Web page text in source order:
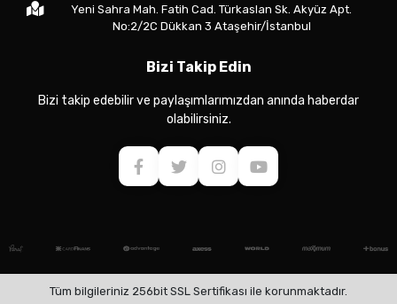
Yeni Sahra Mah. Fatih Cad. Türkaslan Sk. Akyüz Apt.
No:2/2C Dükkan 3 Ataşehir/İstanbul
Bizi Takip Edin
Bizi takip edebilir ve paylaşımlarımızdan anında haberdar
olabilirsiniz.
Tüm bilgileriniz 256bit SSL Sertifikası ile korunmaktadır.